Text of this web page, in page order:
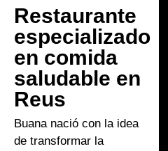
Restaurante
especializado
en comida
saludable en
Reus
Buana nació con la idea
de transformar la